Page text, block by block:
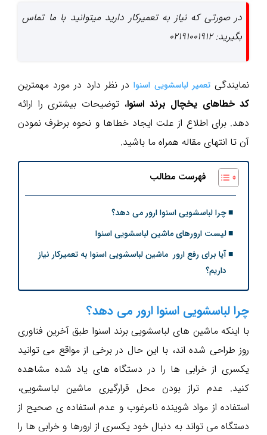
در صورتی که نیاز به تعمیرکار دارید میتوانید با ما تماس
بگیرید: 02191001912
نمایندگیتعمیر لباسشویی اسنوادر نظر دارد در مورد مهمترین
کد خطاهای یخچال برند اسنوا، توضیحات بیشتری را ارائه
دهد. برای اطلاع از علت ایجاد خطاها و نحوه برطرف نمودن
آن تا انتهای مقاله همراه ما باشید.
فهرست مطالب
چرا لباسشویی اسنوا ارور می دهد؟
لیست ارورهای ماشین لباسشویی اسنوا
آیا برای رفع ارور ماشین لباسشویی اسنوا به تعمیرکار نیاز
داریم؟
چرا لباسشویی اسنوا ارور می دهد؟
با اینکه ماشین های لباسشویی برند اسنوا طبق آخرین فناوری
روز طراحی شده اند، با این حال در برخی از مواقع می توانید
یکسری از خرابی ها را در دستگاه های یاد شده مشاهده
کنید. عدم تراز بودن محل قرارگیری ماشین لباسشویی،
استفاده از مواد شوینده نامرغوب و عدم استفاده ی صحیح از
دستگاه می تواند به دنبال خود یکسری از ارورها و خرابی ها را